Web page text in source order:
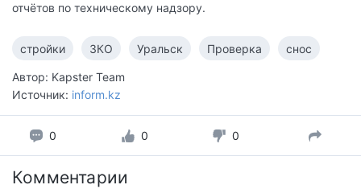
отчётов по техническому надзору.
стройки ЗКО Уральск Проверка снос
Автор: Kapster Team
Источник: inform.kz
0 0 0
Комментарии